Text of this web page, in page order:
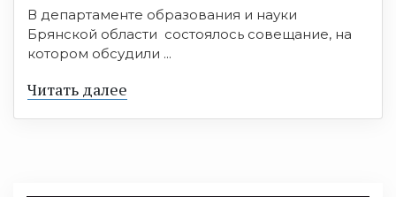
В департаменте образования и науки
Брянской области состоялось совещание, на
котором обсудили ...
Читать далее